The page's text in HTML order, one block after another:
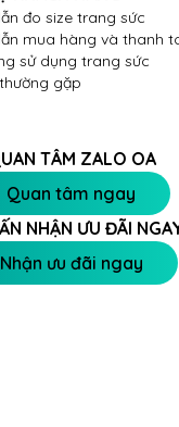
đo size trang sức
mua hàng và thanh
sử dụng trang sức
gặp
TÂM ZALO OA
Quan tâm ngay
NHẬN ƯU ĐÃI
Nhận ưu đãi ngay